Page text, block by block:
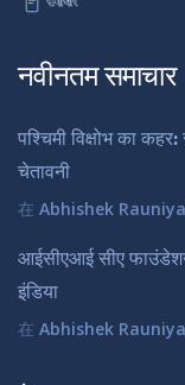
नवीनतम समाचार
पश्चिमी विक्षोभ का
चेतावनी
在 Abhishek
आईसीएआई सीए
इंडिया
在 Abhishek